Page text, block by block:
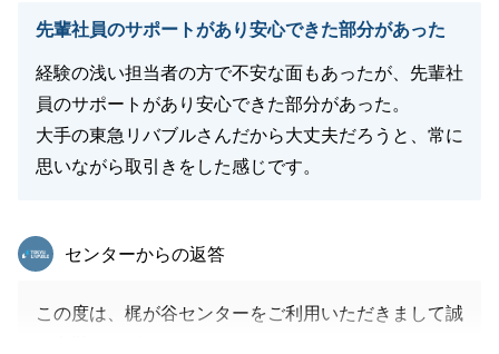
先輩社員のサポートがあり安心できた部分があった
経験の浅い担当者の方で不安な面もあったが、先輩社
員のサポートがあり安心できた部分があった。
大手の東急リバブルさんだから大丈夫だろうと、常に
思いながら取引きをした感じです。
東急リバブル
センターからの返答
この度は、梶が谷センターをご利用いただきまして誠